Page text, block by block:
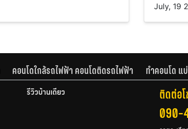
July, 19
คอนโดใกล้รถไฟฟ้า คอนโดติดรถไฟฟ้า ทำคอนโด แ
รีวิวบ้านเดี่ยว
ติดต่อ
090-